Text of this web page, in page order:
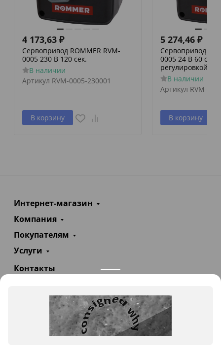
4 173,63 ₽
Сервопривод ROMMER RVM-
0005 230 В 120 сек.
В наличии
Артикул RVM-0005-230001
В корзину
5 274,46 ₽
Сервопривод
0005 24 В 60
регулировкой по
В наличии
Артикул RVM-
В корзину
Интернет-магазин
Компания
Покупателям
Услуги
Контакты
info@teploexpert.com
Пн—Сб 09:00 – 18:00